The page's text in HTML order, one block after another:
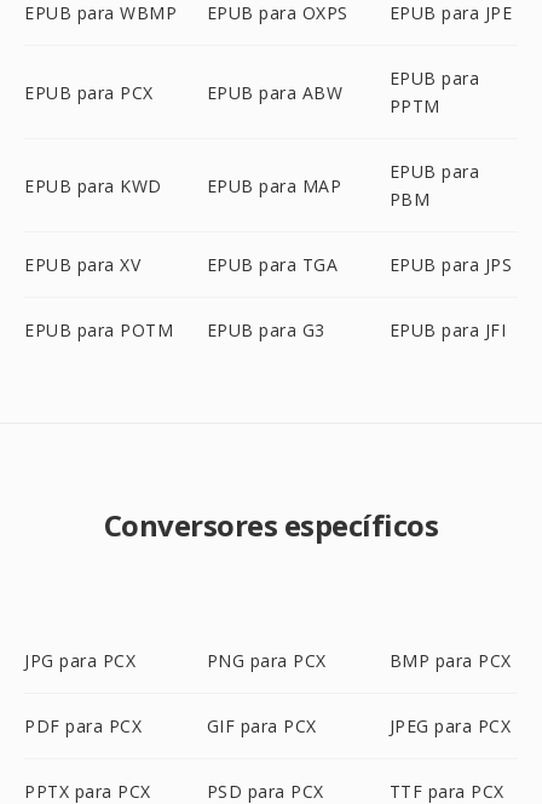
EPUB para WBMP EPUB para OXPS EPUB para JPE
EPUB para PCX EPUB para ABW
EPUB para
PPTM
EPUB para KWD EPUB para MAP
EPUB para
PBM
EPUB para XV EPUB para TGA EPUB para JPS
EPUB para POTM EPUB para G3 EPUB para JFI
Conversores específicos
JPG para PCX PNG para PCX BMP para PCX
PDF para PCX GIF para PCX JPEG para PCX
PPTX para PCX PSD para PCX TTF para PCX